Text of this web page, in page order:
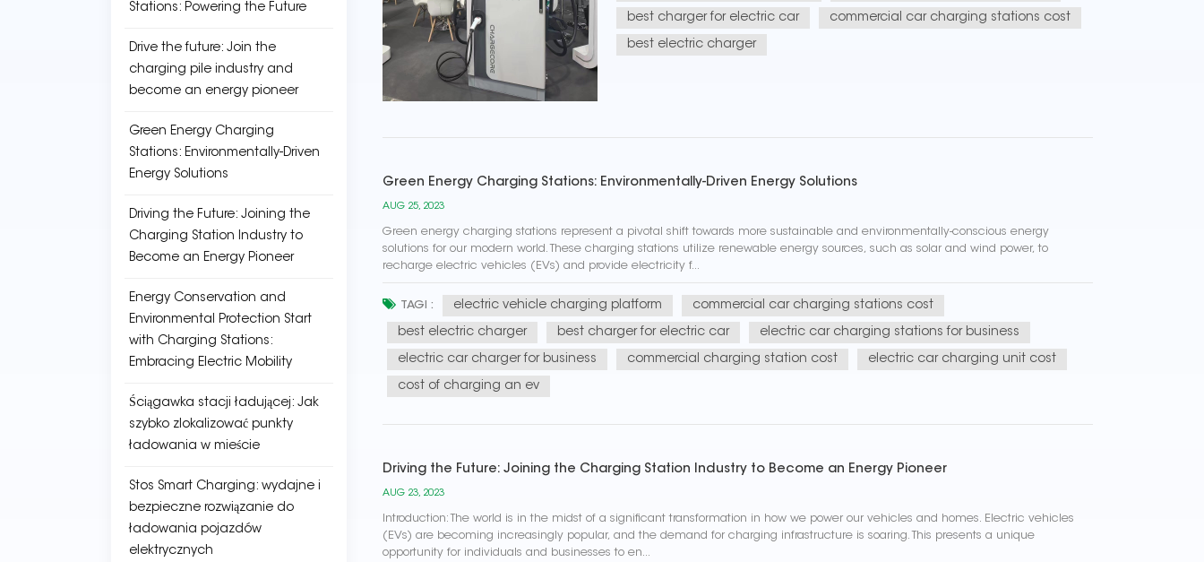
best charger for electric car commercial car charging stations cost
best electric charger
Green Energy Charging Stations: Environmentally-Driven Energy Solutions
AUG 25, 2023
Green energy charging stations represent a pivotal shift towards more sustainable and environmentally-conscious energy
solutions for our modern world. These charging stations utilize renewable energy sources, such as solar and wind power, to
recharge electric vehicles (EVs) and provide electricity f...
TAGI : electric vehicle charging platform commercial car charging stations cost
best electric charger best charger for electric car electric car charging stations for business
electric car charger for business commercial charging station cost electric car charging unit cost
cost of charging an ev
Driving the Future: Joining the Charging Station Industry to Become an Energy Pioneer
AUG 23, 2023
Introduction: The world is in the midst of a significant transformation in how we power our vehicles and homes. Electric vehicles
(EVs) are becoming increasingly popular, and the demand for charging infrastructure is soaring. This presents a unique
opportunity for individuals and businesses to en...
Stations: Powering the Future
Drive the future: Join the
charging pile industry and
become an energy pioneer
Green Energy Charging
Stations: Environmentally-Driven
Energy Solutions
Driving the Future: Joining the
Charging Station Industry to
Become an Energy Pioneer
Energy Conservation and
Environmental Protection Start
with Charging Stations:
Embracing Electric Mobility
Ściągawka stacji ładującej: Jak
szybko zlokalizować punkty
ładowania w mieście
Stos Smart Charging: wydajne i
bezpieczne rozwiązanie do
ładowania pojazdów
elektrycznych